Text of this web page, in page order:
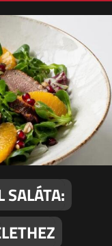
SALÁTA: